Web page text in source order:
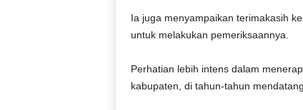
Ia juga menyampaikan terimakasih
untuk melakukan pemeriksaannya.
Perhatian lebih intens dalam
kabupaten, di tahun-tahun mendatang.